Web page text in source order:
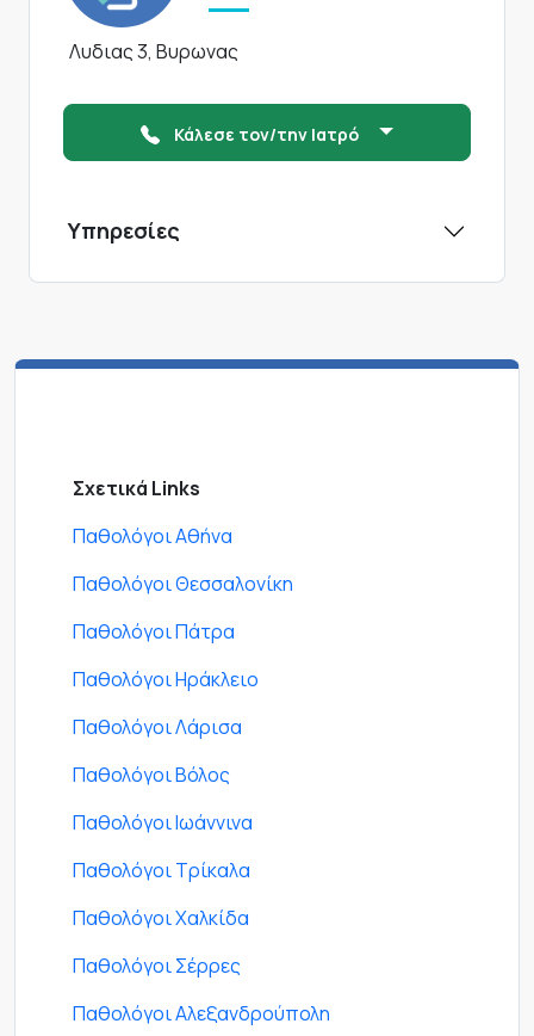
Λυδιας 3, Βυρωνας
Κάλεσε τον/την Ιατρό
Υπηρεσίες
Σχετικά Links
Παθολόγοι Αθήνα
Παθολόγοι Θεσσαλονίκη
Παθολόγοι Πάτρα
Παθολόγοι Ηράκλειο
Παθολόγοι Λάρισα
Παθολόγοι Βόλος
Παθολόγοι Ιωάννινα
Παθολόγοι Τρίκαλα
Παθολόγοι Χαλκίδα
Παθολόγοι Σέρρες
Παθολόγοι Αλεξανδρούπολη